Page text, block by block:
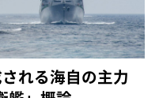
れる海自の主力